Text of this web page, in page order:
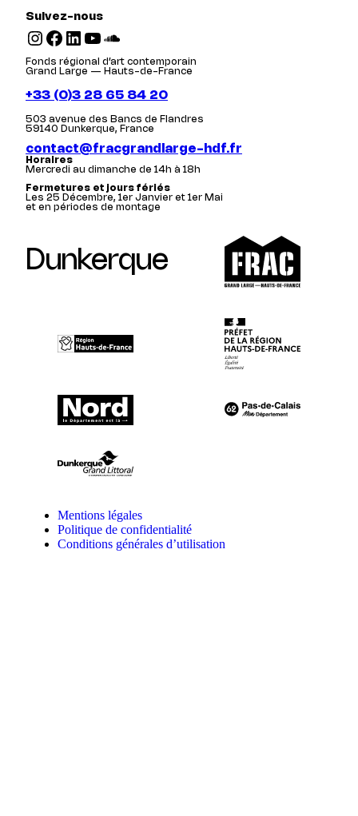
Suivez-nous
Instagram Facebook LinkedIn YouTube SoundCloud
Fonds régional d’art contemporain
Grand Large — Hauts-de-France
+33 (0)3 28 65 84 20
503 avenue des Bancs de Flandres
59140 Dunkerque, France
contact@fracgrandlarge-hdf.fr
Horaires
Mercredi au dimanche de 14h à 18h
Fermetures et jours fériés
Les 25 Décembre, 1er Janvier et 1er Mai
et en périodes de montage
Dunkerque
Mentions légales
Politique de confidentialité
Conditions générales d’utilisation